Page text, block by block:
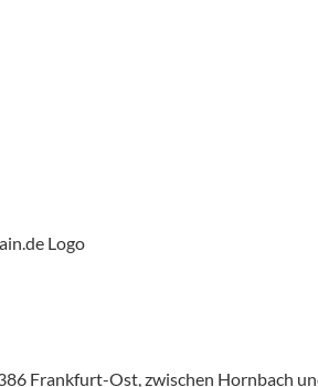
Frankfurt-Ost, zwischen Hornbach